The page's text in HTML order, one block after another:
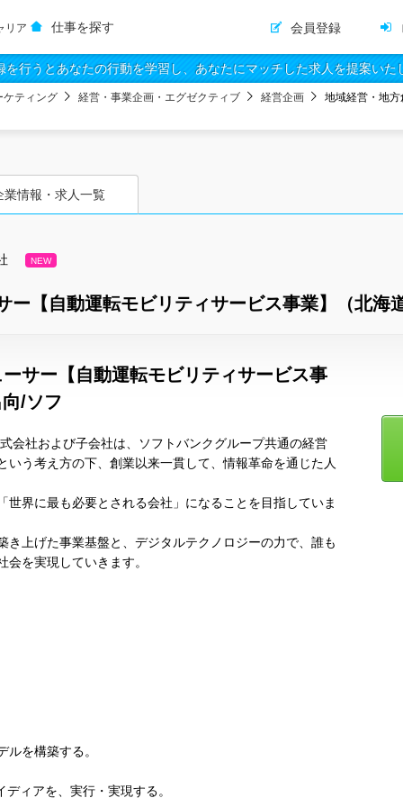
リア 仕事を探す 会員登録
を行うとあなたの行動を学習し、あなたにマッチした求人を提案いた
ケティング 経営・事業企画・エグゼクティブ 経営企画 地域経営・地
業情報・求人一覧
NEW
ー【自動運転モビリティサービス事業】（北海
サー【自動運転モビリティサービス事
/ソフ
会社および子会社は、ソフトバンクグループ共通の経営
いう考え方の下、創業以来一貫して、情報革命を通じた人
界に最も必要とされる会社」になることを目指していま
き上げた事業基盤と、デジタルテクノロジーの力で、誰も
を実現していきます。
を構築する。
ィアを、実行・実現する。